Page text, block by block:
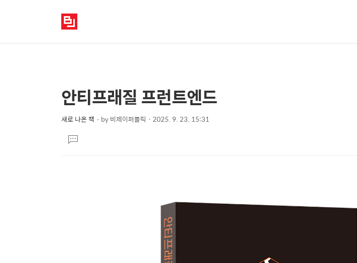
상
세
컨
텐
본
문
제
안티프래질 프런트엔드
새로 나온 책 by비제이퍼블릭 2025. 9. 23. 15:31
문댓
글